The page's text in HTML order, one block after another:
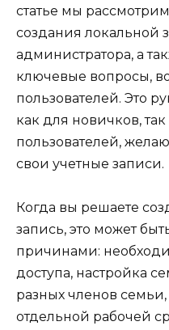
статье мы
создания локальной
администратора, а
ключевые вопросы,
пользователей. Это
как для новичков,
пользователей,
свои учетные записи.
Когда вы решаете
запись, это может
причинами:
доступа, настройка
разных членов
отдельной рабочей